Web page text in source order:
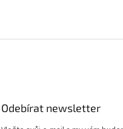
Odebírat newsletter